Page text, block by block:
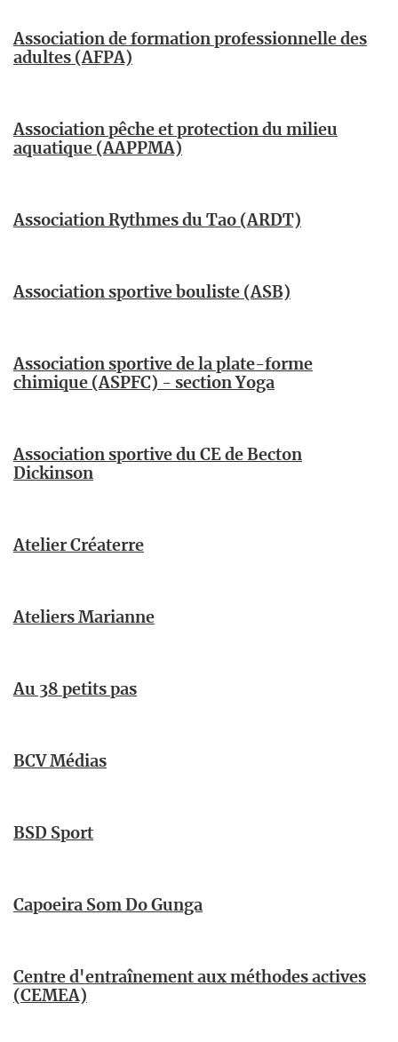
Association de formation professionnelle des
adultes (AFPA)
Association pêche et protection du milieu
aquatique (AAPPMA)
Association Rythmes du Tao (ARDT)
Association sportive bouliste (ASB)
Association sportive de la plate-forme
chimique (ASPFC) - section Yoga
Association sportive du CE de Becton
Dickinson
Atelier Créaterre
Ateliers Marianne
Au 38 petits pas
BCV Médias
BSD Sport
Capoeira Som Do Gunga
Centre d'entraînement aux méthodes actives
(CEMEA)